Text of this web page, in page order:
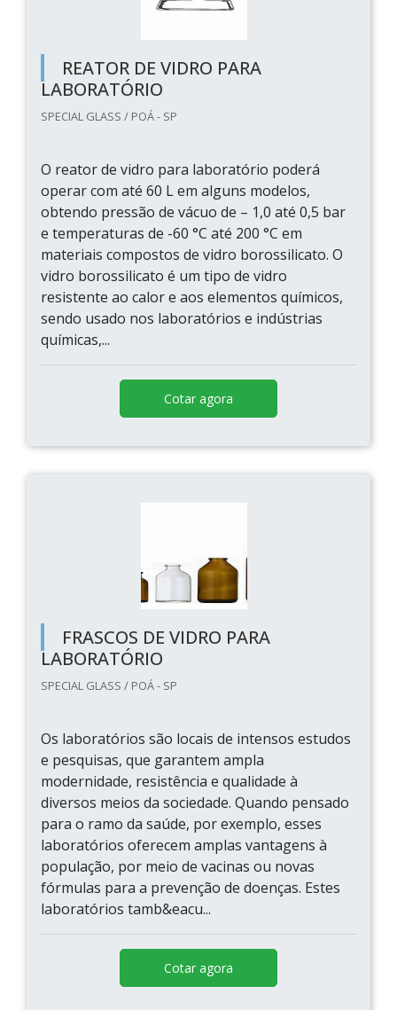
REATOR DE VIDRO PARA
LABORATÓRIO
SPECIAL GLASS / POÁ - SP
O reator de vidro para laboratório poderá
operar com até 60 L em alguns modelos,
obtendo pressão de vácuo de – 1,0 até 0,5 bar
e temperaturas de -60 °C até 200 °C em
materiais compostos de vidro borossilicato. O
vidro borossilicato é um tipo de vidro
resistente ao calor e aos elementos químicos,
sendo usado nos laboratórios e indústrias
químicas,...
Cotar agora
FRASCOS DE VIDRO PARA
LABORATÓRIO
SPECIAL GLASS / POÁ - SP
Os laboratórios são locais de intensos estudos
e pesquisas, que garantem ampla
modernidade, resistência e qualidade à
diversos meios da sociedade. Quando pensado
para o ramo da saúde, por exemplo, esses
laboratórios oferecem amplas vantagens à
população, por meio de vacinas ou novas
fórmulas para a prevenção de doenças. Estes
laboratórios tamb&eacu...
Cotar agora